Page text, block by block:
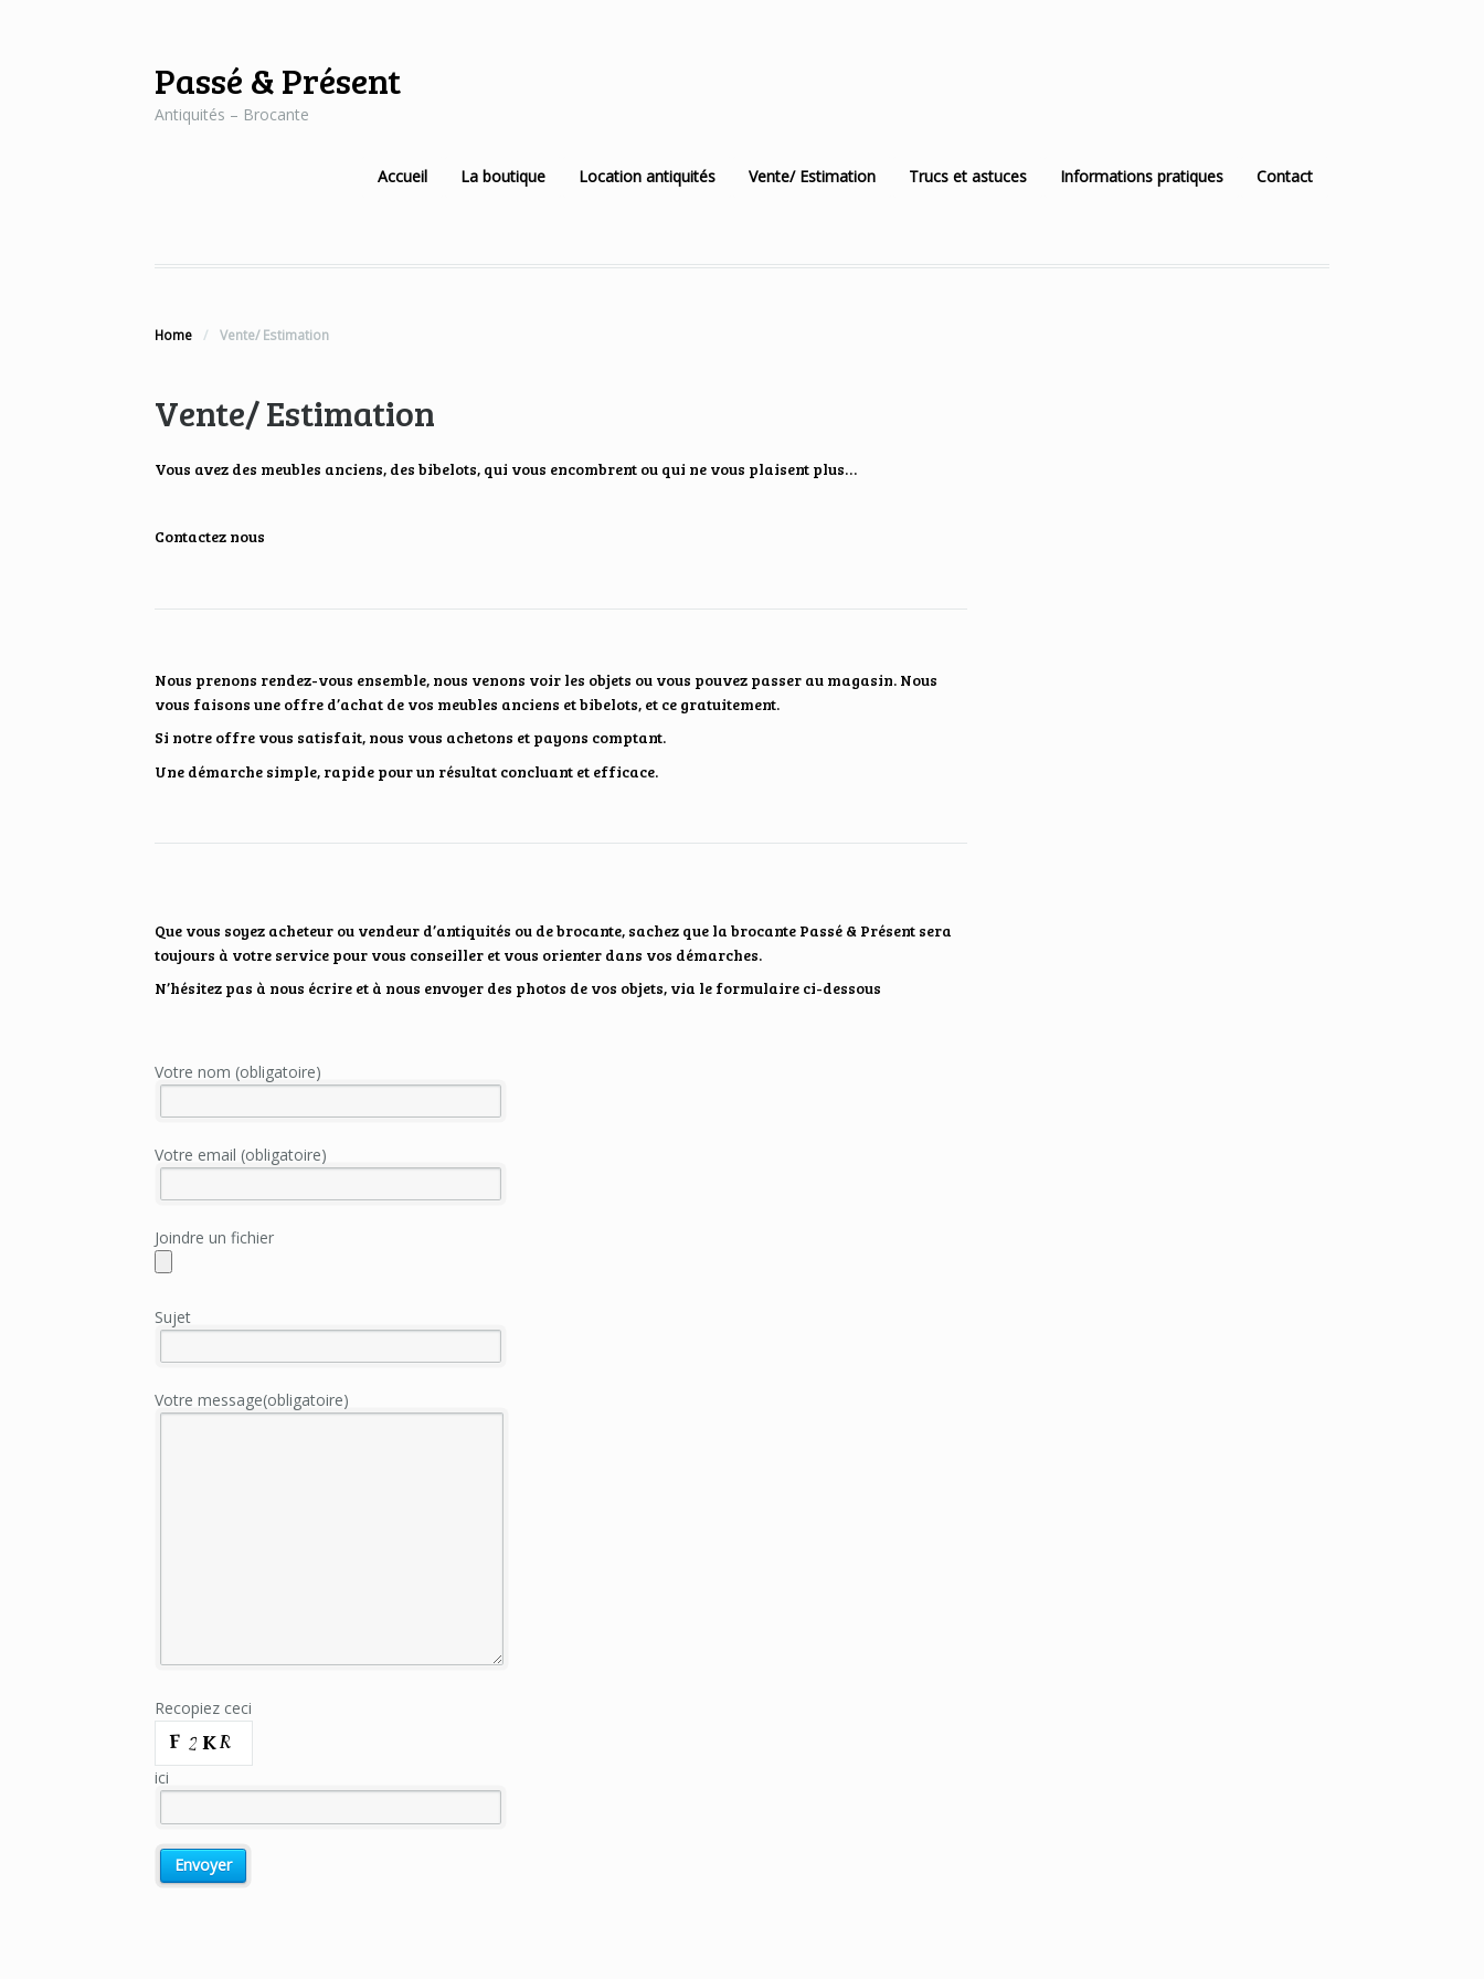
Passé & Présent
Antiquités – Brocante
Accueil La boutique Location antiquités Vente/ Estimation Trucs et astuces Informations pratiques Contact
Home / Vente/ Estimation
Vente/ Estimation
Vous avez des meubles anciens, des bibelots, qui vous encombrent ou qui ne vous plaisent plus…
Contactez nous
Nous prenons rendez-vous ensemble, nous venons voir les objets ou vous pouvez passer au magasin. Nous
vous faisons une offre d’achat de vos meubles anciens et bibelots, et ce gratuitement.
Si notre offre vous satisfait, nous vous achetons et payons comptant.
Une démarche simple, rapide pour un résultat concluant et efficace.
Que vous soyez acheteur ou vendeur d’antiquités ou de brocante, sachez que la brocante Passé & Présent sera
toujours à votre service pour vous conseiller et vous orienter dans vos démarches.
N’hésitez pas à nous écrire et à nous envoyer des photos de vos objets, via le formulaire ci-dessous
Votre nom (obligatoire)
Votre email (obligatoire)
Joindre un fichier
Sujet
Votre message(obligatoire)
Recopiez ceci
ici